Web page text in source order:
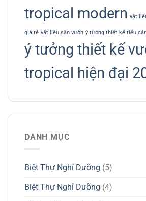
tropical modern vật
giá rẻ vật liệu sân vườn ý tưởng thiết kế tiểu
ý tưởng thiết kế
tropical hiện đại
DANH MỤC
Biệt Thự Nghỉ Dưỡng (5)
Biệt Thự Nghỉ Dưỡng (4)